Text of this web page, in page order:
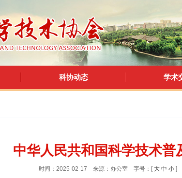
科协动态 学术
中华人民共和国科学技术普
时间：2025-02-17 来源：办公室 字号：[ 大 中 小 ]